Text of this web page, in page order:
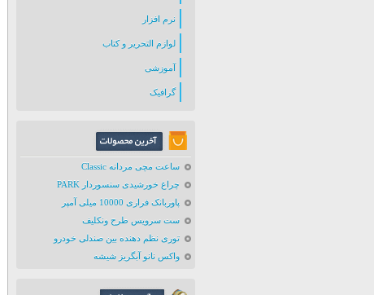
نرم افزار
لوازم التحریر و کتاب
آموزشی
گرافیک
ساعت مچی مردانه Classic
چراغ خورشیدی سنسوردار PARK
پاوربانک فراری 10000 میلی آمپر
ست سرویس طرح ونکلیف
توری نظم دهنده بین صندلی خودرو
واکس نانو آبگریز شیشه